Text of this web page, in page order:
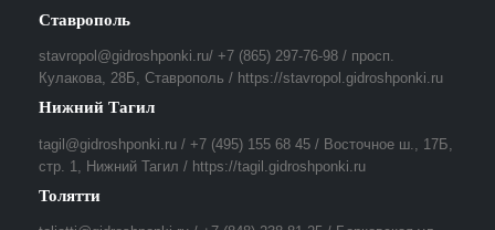
Ставрополь
stavropol@gidroshponki.ru/ +7 (865) 297-76-98 / просп.
Кулакова, 28Б, Ставрополь / https://stavropol.gidroshponki.ru
Нижний Тагил
tagil@gidroshponki.ru / +7 (495) 155 68 45 / Восточное ш., 17Б,
стр. 1, Нижний Тагил / https://tagil.gidroshponki.ru
Толятти